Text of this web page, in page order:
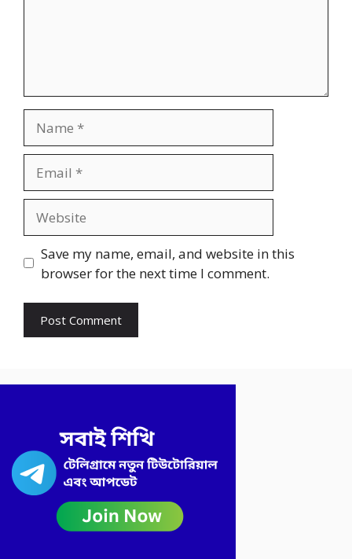
Save my name, email, and website in this
browser for the next time I comment.